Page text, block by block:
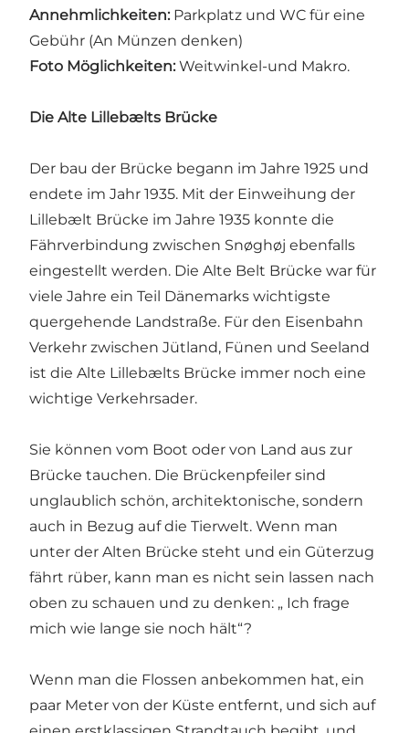
Annehmlichkeiten: Parkplatz und WC für eine
Gebühr (An Münzen denken)
Foto Möglichkeiten: Weitwinkel-und Makro.
Die Alte Lillebælts Brücke
Der bau der Brücke begann im Jahre 1925 und
endete im Jahr 1935. Mit der Einweihung der
Lillebælt Brücke im Jahre 1935 konnte die
Fährverbindung zwischen Snøghøj ebenfalls
eingestellt werden. Die Alte Belt Brücke war für
viele Jahre ein Teil Dänemarks wichtigste
quergehende Landstraße. Für den Eisenbahn
Verkehr zwischen Jütland, Fünen und Seeland
ist die Alte Lillebælts Brücke immer noch eine
wichtige Verkehrsader.
Sie können vom Boot oder von Land aus zur
Brücke tauchen. Die Brückenpfeiler sind
unglaublich schön, architektonische, sondern
auch in Bezug auf die Tierwelt. Wenn man
unter der Alten Brücke steht und ein Güterzug
fährt rüber, kann man es nicht sein lassen nach
oben zu schauen und zu denken: „ Ich frage
mich wie lange sie noch hält“?
Wenn man die Flossen anbekommen hat, ein
paar Meter von der Küste entfernt, und sich auf